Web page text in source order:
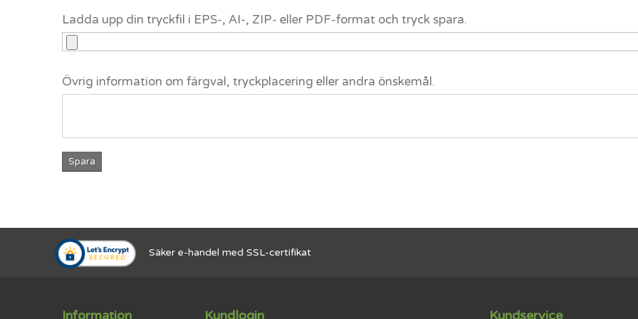
Ladda upp din tryckfil i EPS-, AI-, ZIP- eller PDF-format och tryck spara.
Övrig information om färgval, tryckplacering eller andra önskemål.
Spara
Säker e-handel med SSL-certifikat
Information Kundlogin Kundservice